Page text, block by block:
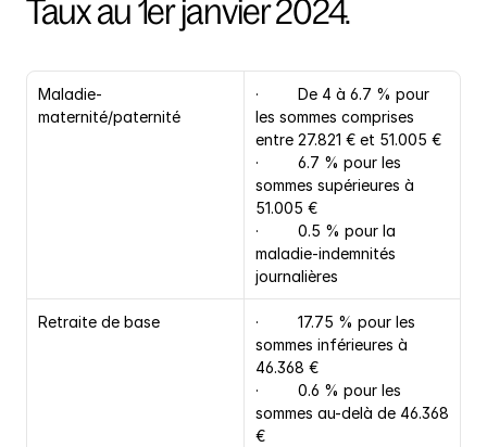
Taux au 1er janvier 2024.
Maladie-
maternité/paternité
·         De 4 à 6.7 % pour
les sommes comprises
entre 27.821 € et 51.005 €
·         6.7 % pour les
sommes supérieures à
51.005 €
·         0.5 % pour la
maladie-indemnités
journalières
Retraite de base
·         17.75 % pour les
sommes inférieures à
46.368 €
·         0.6 % pour les
sommes au-delà de 46.368
€